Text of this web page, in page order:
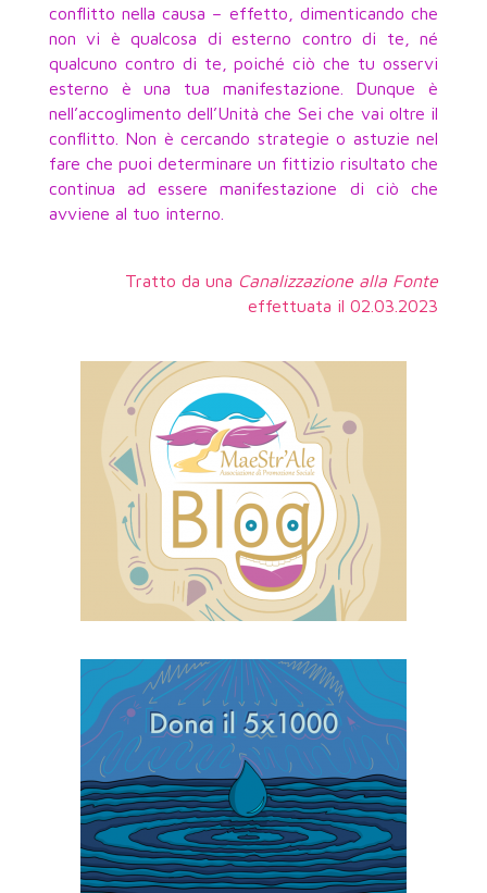
conflitto nella causa – effetto, dimenticando che
non vi è qualcosa di esterno contro di te, né
qualcuno contro di te, poiché ciò che tu osservi
esterno è una tua manifestazione. Dunque è
nell’accoglimento dell’Unità che Sei che vai oltre il
conflitto. Non è cercando strategie o astuzie nel
fare che puoi determinare un fittizio risultato che
continua ad essere manifestazione di ciò che
avviene al tuo interno.
Tratto da una Canalizzazione alla Fonte
effettuata il 02.03.2023